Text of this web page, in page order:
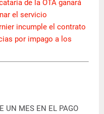
de la OTA ganará
el servicio
incumple el contrato
por impago a los
UN MES EN EL PAGO